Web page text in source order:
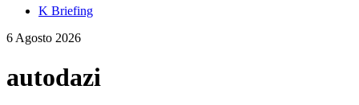
K Briefing
6 Agosto 2026
autodazi